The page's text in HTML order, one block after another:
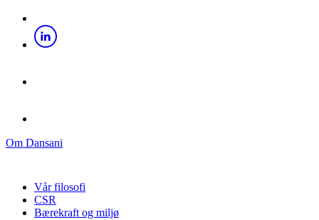
Om Dansani
Vår filosofi
CSR
Bærekraft og miljø